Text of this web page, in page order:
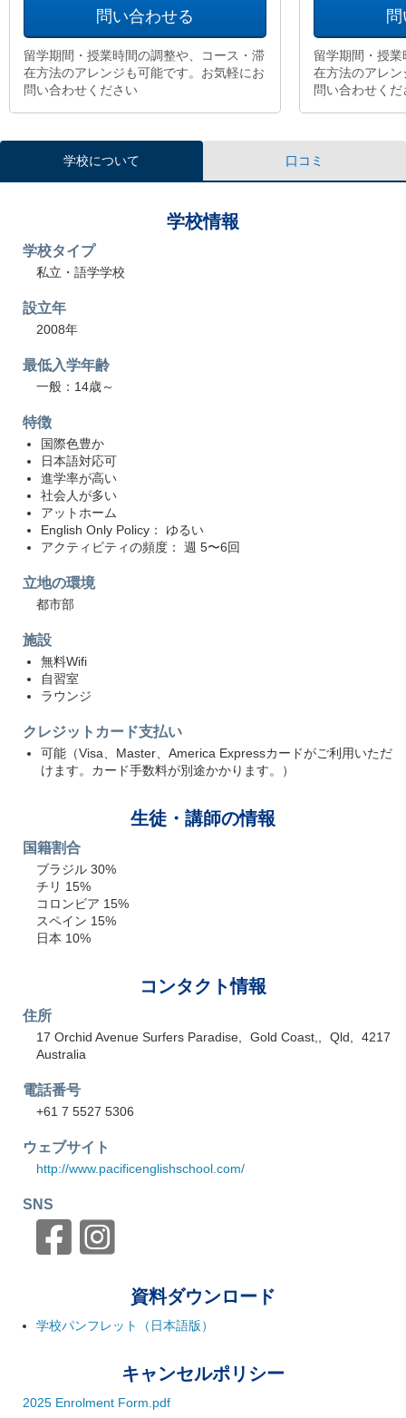
問い合わせる
留学期間・授業時間の調整や、コース・滞
在方法のアレンジも可能です。お気軽にお
問い合わせください
留学期間・授
在方法のアレ
問い合わせくだ
学校について 口コミ
学校情報
学校タイプ
私立・語学学校
設立年
2008年
最低入学年齢
一般：14歳～
特徴
国際色豊か
日本語対応可
進学率が高い
社会人が多い
アットホーム
English Only Policy： ゆるい
アクティビティの頻度： 週 5〜6回
立地の環境
都市部
施設
無料Wifi
自習室
ラウンジ
クレジットカード支払い
可能（Visa、Master、America Expressカードがご利用いただ
けます。カード手数料が別途かかります。）
生徒・講師の情報
国籍割合
ブラジル 30%
チリ 15%
コロンビア 15%
スペイン 15%
日本 10%
コンタクト情報
住所
17 Orchid Avenue Surfers Paradise Gold Coast, Qld
4217
Australia
電話番号
+61 7 5527 5306
ウェブサイト
http://www.pacificenglishschool.com/
SNS
資料ダウンロード
学校パンフレット（日本語版）
キャンセルポリシー
2025 Enrolment Form.pdf